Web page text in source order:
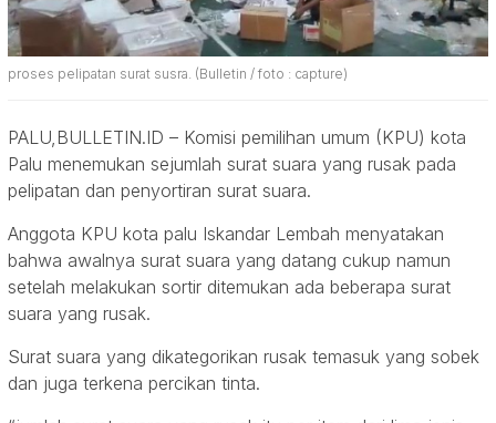
proses pelipatan surat susra. (Bulletin / foto : capture)
PALU,BULLETIN.ID – Komisi pemilihan umum (KPU) kota
Palu menemukan sejumlah surat suara yang rusak pada
pelipatan dan penyortiran surat suara.
Anggota KPU kota palu Iskandar Lembah menyatakan
bahwa awalnya surat suara yang datang cukup namun
setelah melakukan sortir ditemukan ada beberapa surat
suara yang rusak.
Surat suara yang dikategorikan rusak temasuk yang sobek
dan juga terkena percikan tinta.